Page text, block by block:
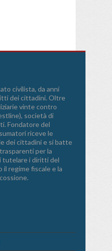
civilista, da anni
dei cittadini. Oltre
vinte contro
società di
Fondatore del
riceve le
dei cittadini e si batte
per la
tutelare i diritti del
regime fiscale e la